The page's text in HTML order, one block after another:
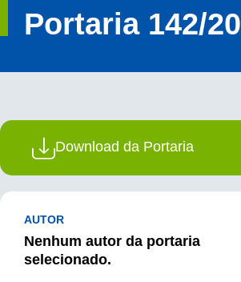
Portaria 142/
Download da Portaria
AUTOR
Nenhum autor da portaria
selecionado.